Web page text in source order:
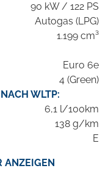
90 kW / 122 PS
Autogas (LPG)
1.199 cm³
Euro 6e
4 (Green)
WLTP:
6,1 l/100km
138 g/km
E
ANZEIGEN